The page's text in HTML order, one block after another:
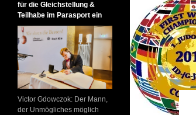
für die Gleichstellung &
Teilhabe im Parasport ein
Victor Gdowczok: Der Mann,
der Unmögliches möglich